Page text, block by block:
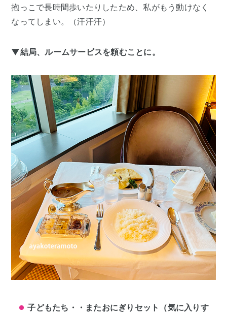
抱っこで長時間歩いたりしたため、私がもう動けなく
なってしまい。（汗汗汗）
▼結局、ルームサービスを頼むことに。
子どもたち・・またおにぎりセット（気に入りす